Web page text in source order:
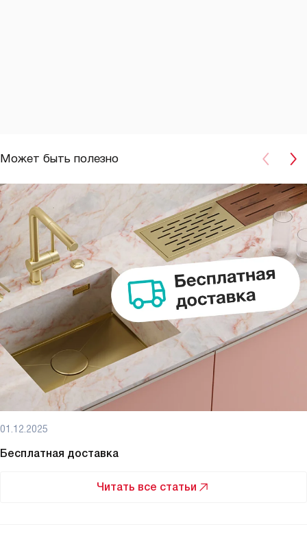
Может быть полезно
01.12.2025
Бесплатная доставка
Читать все статьи